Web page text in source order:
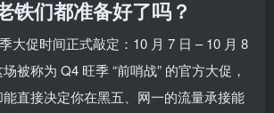
铁们都准备好了吗？
大促时间正式敲定：10 月 7 日 – 10 月 8
被称为 Q4 旺季 “前哨战” 的官方大促，
直接决定你在黑五、网一的流量承接能